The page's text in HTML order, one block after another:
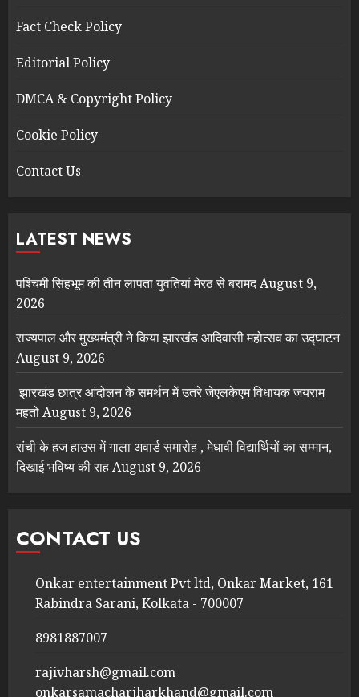
Fact Check Policy
Editorial Policy
DMCA & Copyright Policy
Cookie Policy
Contact Us
LATEST NEWS
पश्चिमी सिंहभूम की तीन लापता युवतियां मेरठ से बरामदAugust 9,
2026
राज्यपाल और मुख्यमंत्री ने किया झारखंड आदिवासी महोत्सव का उद्घाटन
August 9, 2026
झारखंड छात्र आंदोलन के समर्थन में उतरे जेएलकेएम विधायक जयराम
महतोAugust 9, 2026
रांची के हज हाउस में गाला अवार्ड समारोह , मेधावी विद्यार्थियों का सम्मान,
दिखाई भविष्य की राहAugust 9, 2026
CONTACT US
Onkar entertainment Pvt ltd, Onkar Market, 161
Rabindra Sarani, Kolkata - 700007
8981887007
rajivharsh@gmail.com
onkarsamacharjharkhand@gmail.com